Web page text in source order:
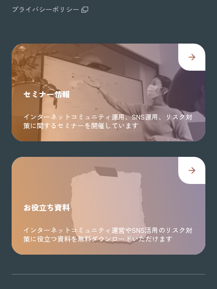
プライバシーポリシー
セミナー情報
インターネットコミュニティ運用、SNS運用、リスク対
策に関するセミナーを開催しています
お役立ち資料
インターネットコミュニティ運営やSNS活用のリスク対
策に役立つ資料を無料ダウンロードいただけます